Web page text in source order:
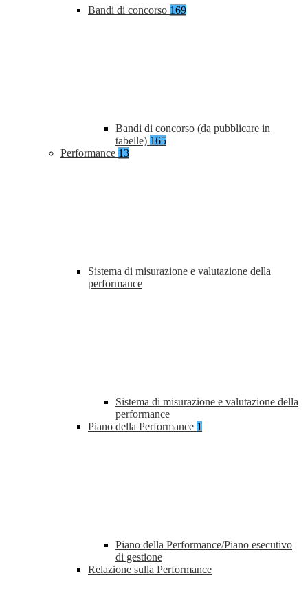
Bandi di concorso 169
Bandi di concorso (da pubblicare in
tabelle) 165
Performance 13
Sistema di misurazione e valutazione della
performance
Sistema di misurazione e valutazione della
performance
Piano della Performance 1
Piano della Performance/Piano esecutivo
di gestione
Relazione sulla Performance